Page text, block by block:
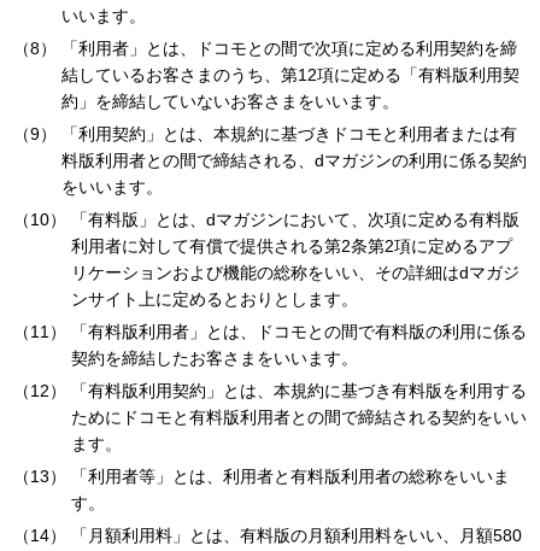
いいます。
「利用者」とは、ドコモとの間で次項に定める利用契約を締
結しているお客さまのうち、第12項に定める「有料版利用契
約」を締結していないお客さまをいいます。
「利用契約」とは、本規約に基づきドコモと利用者または有
料版利用者との間で締結される、dマガジンの利用に係る契約
をいいます。
「有料版」とは、dマガジンにおいて、次項に定める有料版
利用者に対して有償で提供される第2条第2項に定めるアプ
リケーションおよび機能の総称をいい、その詳細はdマガジ
ンサイト上に定めるとおりとします。
「有料版利用者」とは、ドコモとの間で有料版の利用に係る
契約を締結したお客さまをいいます。
「有料版利用契約」とは、本規約に基づき有料版を利用する
ためにドコモと有料版利用者との間で締結される契約をいい
ます。
「利用者等」とは、利用者と有料版利用者の総称をいいま
す。
「月額利用料」とは、有料版の月額利用料をいい、月額580